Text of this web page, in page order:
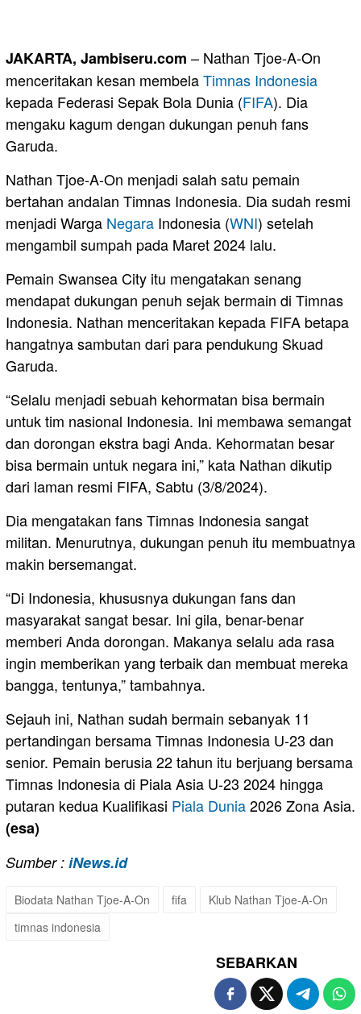
JAKARTA, Jambiseru.com – Nathan Tjoe-A-On
menceritakan kesan membelaTimnas Indonesia
kepada Federasi Sepak Bola Dunia (FIFA). Dia
mengaku kagum dengan dukungan penuh fans
Garuda.
Nathan Tjoe-A-On menjadi salah satu pemain
bertahan andalan Timnas Indonesia. Dia sudah resmi
menjadi Warga Negara Indonesia (WNI) setelah
mengambil sumpah pada Maret 2024 lalu.
Pemain Swansea City itu mengatakan senang
mendapat dukungan penuh sejak bermain di Timnas
Indonesia. Nathan menceritakan kepada FIFA betapa
hangatnya sambutan dari para pendukung Skuad
Garuda.
“Selalu menjadi sebuah kehormatan bisa bermain
untuk tim nasional Indonesia. Ini membawa semangat
dan dorongan ekstra bagi Anda. Kehormatan besar
bisa bermain untuk negara ini,” kata Nathan dikutip
dari laman resmi FIFA, Sabtu (3/8/2024).
Dia mengatakan fans Timnas Indonesia sangat
militan. Menurutnya, dukungan penuh itu membuatnya
makin bersemangat.
“Di Indonesia, khususnya dukungan fans dan
masyarakat sangat besar. Ini gila, benar-benar
memberi Anda dorongan. Makanya selalu ada rasa
ingin memberikan yang terbaik dan membuat mereka
bangga, tentunya,” tambahnya.
Sejauh ini, Nathan sudah bermain sebanyak 11
pertandingan bersama Timnas Indonesia U-23 dan
senior. Pemain berusia 22 tahun itu berjuang bersama
Timnas Indonesia di Piala Asia U-23 2024 hingga
putaran kedua Kualifikasi Piala Dunia2026 Zona Asia.
(esa)
Sumber : iNews.id
Biodata Nathan Tjoe-A-On fifa
Klub Nathan Tjoe-A-On
timnas indonesia
SEBARKAN